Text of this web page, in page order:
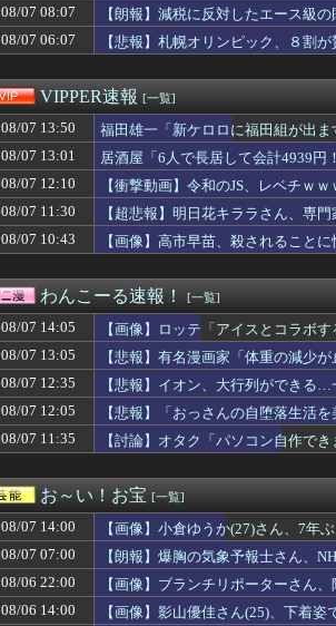
【ウマ娘】普通にしてたら真っ当に美人なライ
ゲーフリ渾身のビーカネさん、賛否両論に突入
『ソニックレーシング クロスワールド』8/7本日
【悲報】高野連「暑熱対策で第2試合は13:30プレ
【画像】「まんがタイムきらら」ヱロ漫画みたい
【画像】日本を代表する大物漫画家、高市早苗
トメ「この子は義実家の顔じゃない！嫁が義妹旦
【甲子園】青森山田が暑さ対策でユニ一新 ボタ
【朗報】ぐらんぶるのヒロイン、デレる
共産党「これは酷い…京都市でマイナンバーカー
ニコニコ出身者が豪華すぎると話題に なんで
【悲報】ちんぽに下味つけてピンサロいったらｗ
【緊急】明日「銀だこ」がガチに過去最大レベル
【悲報】村上宗隆さん、本日5タコ3三振で8月
韓国の人気コーヒーチェーン「ペクスダバン」
失敗顔の乃木坂ちゃんが可愛すぎる！！！【乃木
外人、スクエニの真実に気付く
【朗報】ワンピースでいきなり登場した「ゴムゴ
パワプロクンポケット×#スポニチ コラボグッズ
モンローウォーク戸崎騎手とのコンビ復活でロ
私は22歳の時にでき婚した。従姉妹は『デキ婚
同僚の美人に土下座して必死に頼んだらこうなる
【画像】最近のJKダンス部、胸の迫力がすごい💃
メッシが守備をするだけで海外で話題に（海外の
【悲報】秋田さん、なぜかUAEから目をつけられ
実質消費支出は7カ月連続のマイナス、前年同月
嫁の浮気を確信したが敢えて「1ヶ月間」嫁を泳
【画像】磯山さやかのガチで柔らかそうなお乳
08/07 08:07
【朗報】減税に反対したエース級
08/07 06:07
【悲報】札幌オリンピック、８割が
VIPPER速報 [一覧]
08/07 13:50
福田雄一「新ケロロに福田組が出
08/07 13:01
居酒屋「6人で長居して会計4939円
08/07 12:10
【衝撃動画】令和のJS、レベチｗ
08/07 11:30
【超悲報】明日花キララさん、専
08/07 10:43
【画像】高市早苗、殺されること
わんこーる速報！ [一覧]
08/07 14:05
【画像】ロッテ「アイスとコラボ
08/07 13:05
【悲報】有名漫画家「体重の減少
08/07 12:35
【悲報】イオン、大行列ができる
08/07 12:05
【悲報】「おっさんの自堕落生活
08/07 11:35
【討論】オタク「パソコン自作で
お～い！お宝 [一覧]
08/07 14:00
【画像】小倉ゆうか(27)さん、7年
08/07 07:00
【朗報】爆胸の気象予報士さん、
08/06 22:00
【画像】ブランチリポーターさん
08/06 14:00
【画像】影山優佳さん(25)、下着